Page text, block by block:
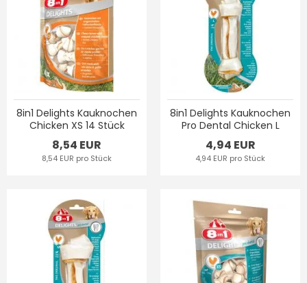
8in1 Delights Kauknochen
Chicken XS 14 Stück
8,54 EUR
8,54 EUR pro Stück
8in1 Delights Kauknochen
Pro Dental Chicken L
4,94 EUR
4,94 EUR pro Stück